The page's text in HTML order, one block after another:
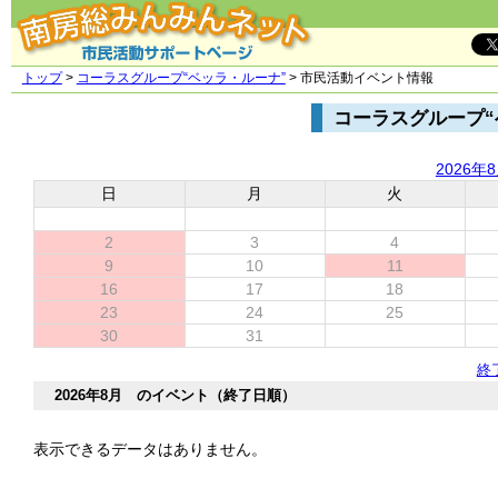
トップ> コーラスグループ“ベッラ・ルーナ”> 市民活動イベント情報
コーラスグループ
2026年
日
月 火
2 3
4
9
10
11
16
17
18
23
24
25
30
31
終
2026年8月 のイベント（終了日順）
表示できるデータはありません。